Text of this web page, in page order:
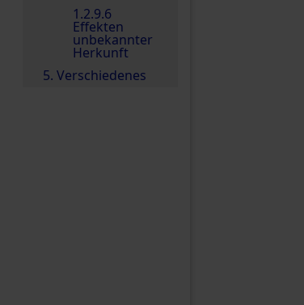
1.2.9.6
Effekten
unbekannter
Herkunft
5. Verschiedenes